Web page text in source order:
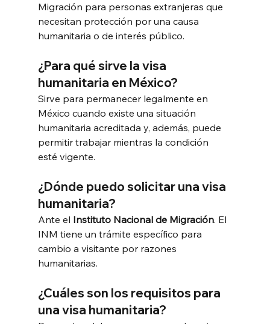
Migración para personas extranjeras que
necesitan protección por una causa
humanitaria o de interés público.
¿Para qué sirve la visa
humanitaria en México?
Sirve para permanecer legalmente en
México cuando existe una situación
humanitaria acreditada y, además, puede
permitir trabajar mientras la condición
esté vigente.
¿Dónde puedo solicitar una visa
humanitaria?
Ante el Instituto Nacional de Migración. El
INM tiene un trámite específico para
cambio a visitante por razones
humanitarias.
¿Cuáles son los requisitos para
una visa humanitaria?